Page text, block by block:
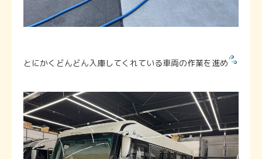
とにかくどんどん入庫してくれている車両の作業を進め